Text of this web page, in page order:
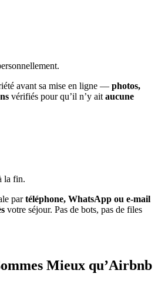
avant sa mise en ligne — photos,
vérifiés pour qu’il n’y ait aucune
la fin.
partéléphone, WhatsApp ou e-mail
votre séjour. Pas de bots, pas de files
Mieux qu’Airbnb